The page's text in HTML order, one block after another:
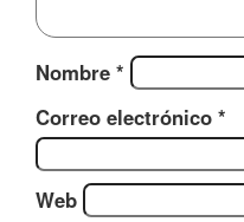
Nombre *
Correo electrónico *
Web